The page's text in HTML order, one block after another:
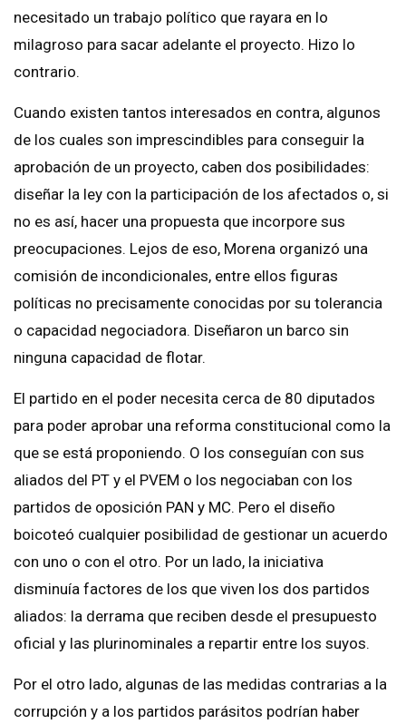
necesitado un trabajo político que rayara en lo
milagroso para sacar adelante el proyecto. Hizo lo
contrario.
Cuando existen tantos interesados en contra, algunos
de los cuales son imprescindibles para conseguir la
aprobación de un proyecto, caben dos posibilidades:
diseñar la ley con la participación de los afectados o, si
no es así, hacer una propuesta que incorpore sus
preocupaciones. Lejos de eso, Morena organizó una
comisión de incondicionales, entre ellos figuras
políticas no precisamente conocidas por su tolerancia
o capacidad negociadora. Diseñaron un barco sin
ninguna capacidad de flotar.
El partido en el poder necesita cerca de 80 diputados
para poder aprobar una reforma constitucional como la
que se está proponiendo. O los conseguían con sus
aliados del PT y el PVEM o los negociaban con los
partidos de oposición PAN y MC. Pero el diseño
boicoteó cualquier posibilidad de gestionar un acuerdo
con uno o con el otro. Por un lado, la iniciativa
disminuía factores de los que viven los dos partidos
aliados: la derrama que reciben desde el presupuesto
oficial y las plurinominales a repartir entre los suyos.
Por el otro lado, algunas de las medidas contrarias a la
corrupción y a los partidos parásitos podrían haber